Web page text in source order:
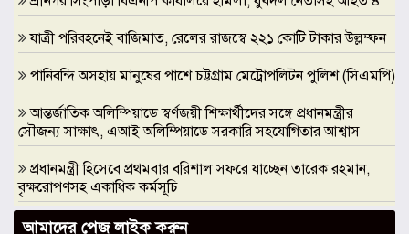
যাত্রী পরিবহনেই বাজিমাত, রেলের রাজস্বে ২২১ কোটি টাকার উল্লম্ফন
পানিবন্দি অসহায় মানুষের পাশে চট্টগ্রাম মেট্রোপলিটন পুলিশ (সিএমপি)
আন্তর্জাতিক অলিম্পিয়াডে স্বর্ণজয়ী শিক্ষার্থীদের সঙ্গে প্রধানমন্ত্রীর
সৌজন্য সাক্ষাৎ, এআই অলিম্পিয়াডে সরকারি সহযোগিতার আশ্বাস
প্রধানমন্ত্রী হিসেবে প্রথমবার বরিশাল সফরে যাচ্ছেন তারেক রহমান,
বৃক্ষরোপণসহ একাধিক কর্মসূচি
ঢাকা মেডিকেলকে গবেষণা, উদ্ভাবন ও মানবিক নেতৃত্বের আন্তর্জাতিক
আমাদের পেজ লাইক করুন